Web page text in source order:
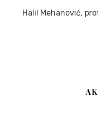
Halil Mehanović,